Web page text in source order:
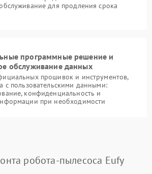
для продления срока
программные решение и
обслуживание данных
прошивок и инструментов,
с пользовательскими данными:
конфиденциальность и
при необходимости
робота-пылесоса Eufy